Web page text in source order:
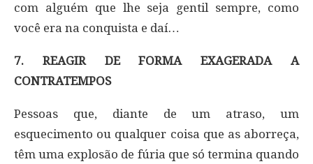
com alguém que lhe seja gentil sempre, como
você era na conquista e daí…
7. REAGIR DE FORMA EXAGERADA A
CONTRATEMPOS
Pessoas que, diante de um atraso, um
esquecimento ou qualquer coisa que as aborreça,
têm uma explosão de fúria que só termina quando